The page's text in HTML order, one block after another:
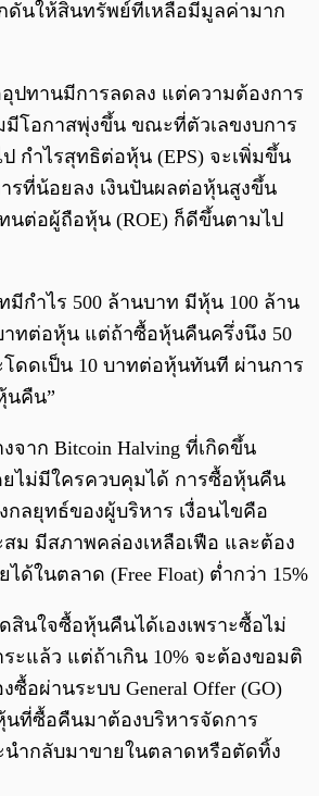
กดันให้สินทรัพย์ที่เหลือมีมูลค่ามาก
ปทานมีการลดลง แต่ความต้องการ
มีโอกาสพุ่งขึ้น ขณะที่ตัวเลขงบการ
กำไรสุทธิต่อหุ้น (EPS) จะเพิ่มขึ้น
รที่น้อยลง เงินปันผลต่อหุ้นสูงขึ้น
นต่อผู้ถือหุ้น (ROE) ก็ดีขึ้นตามไป
มีกำไร 500 ล้านบาท มีหุ้น 100 ล้าน
าทต่อหุ้น แต่ถ้าซื้อหุ้นคืนครึ่งนึง 50
โดดเป็น 10 บาทต่อหุ้นทันที ผ่านการ
นคืน”
จาก Bitcoin Halving ที่เกิดขึ้น
ไม่มีใครควบคุมได้ การซื้อหุ้นคืน
กลยุทธ์ของผู้บริหาร เงื่อนไขคือ
ม มีสภาพคล่องเหลือเฟือ และต้อง
ด้ในตลาด (Free Float) ต่ำกว่า 15%
สินใจซื้อหุ้นคืนได้เองเพราะซื้อไม่
ะแล้ว แต่ถ้าเกิน 10% จะต้องขอมติ
อผ่านระบบ General Offer (GO)
นที่ซื้อคืนมาต้องบริหารจัดการ
นำกลับมาขายในตลาดหรือตัดทิ้ง